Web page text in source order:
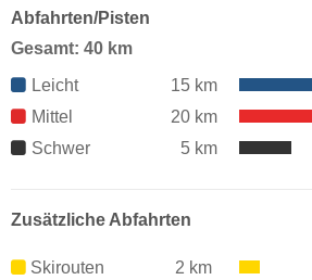
Abfahrten/Pisten
Gesamt: 40 km
Leicht
15 km
Mittel
20 km
Schwer
5 km
Zusätzliche Abfahrten
Skirouten
2 km